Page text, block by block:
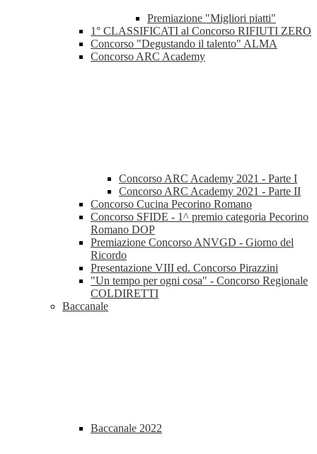
Premiazione "Migliori piatti"
1° CLASSIFICATI al Concorso RIFIUTI ZERO
Concorso "Degustando il talento" ALMA
Concorso ARC Academy
Concorso ARC Academy 2021 - Parte I
Concorso ARC Academy 2021 - Parte II
Concorso Cucina Pecorino Romano
Concorso SFIDE - 1^ premio categoria Pecorino
Romano DOP
Premiazione Concorso ANVGD - Giorno del
Ricordo
Presentazione VIII ed. Concorso Pirazzini
"Un tempo per ogni cosa" - Concorso Regionale
COLDIRETTI
Baccanale
Baccanale 2022